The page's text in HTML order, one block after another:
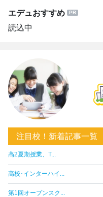
エデュおすすめ
読込中
注目校！新着記事一覧
高2夏期授業、T...
高校･インターハイ...
第1回オープンスク...